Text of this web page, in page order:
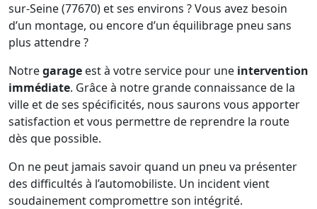
sur-Seine (77670) et ses environs ? Vous avez besoin
d’un montage, ou encore d’un équilibrage pneu sans
plus attendre ?
Notregarage est à votre service pour une intervention
immédiate. Grâce à notre grande connaissance de la
ville et de ses spécificités, nous saurons vous apporter
satisfaction et vous permettre de reprendre la route
dès que possible.
On ne peut jamais savoir quand un pneu va présenter
des difficultés à l’automobiliste. Un incident vient
soudainement compromettre son intégrité.